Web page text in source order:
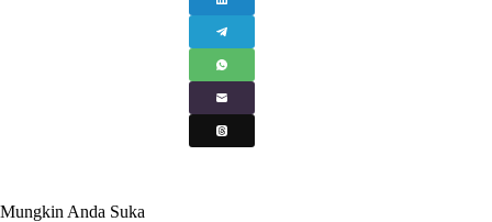
Mungkin Anda Suka